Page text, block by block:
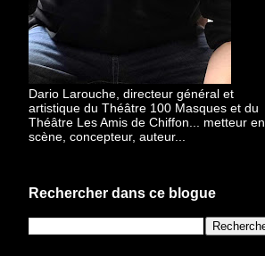
Dario Larouche, directeur général et
artistique du Théâtre 100 Masques et du
Théâtre Les Amis de Chiffon... metteur en
scène, concepteur, auteur...
Rechercher dans ce blogue